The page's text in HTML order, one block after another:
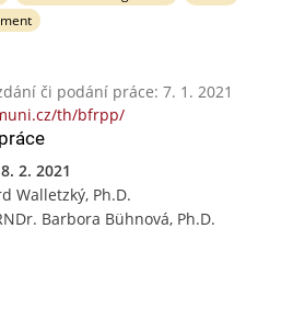
či podání práce: 7. 1. 2021
th/bfrpp/
8. 2. 2021
Walletzký, Ph.D.
Barbora Bühnová, Ph.D.